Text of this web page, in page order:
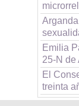
Emilia
25-N de
El
treinta